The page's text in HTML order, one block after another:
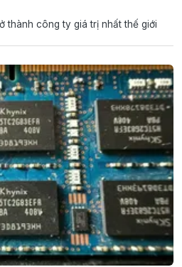
thành công ty giá trị nhất thế giới